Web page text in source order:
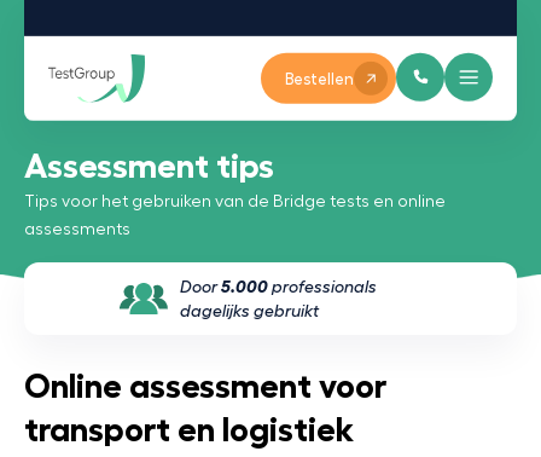
Bestellen
Assessment tips
Tips voor het gebruiken van de Bridge tests en online
assessments
Door5.000 professionals
dagelijks gebruikt
Online assessment voor
transport en logistiek